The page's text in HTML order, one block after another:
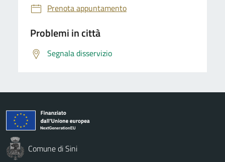
Prenota appuntamento
Problemi in città
Segnala disservizio
Comune di Sini